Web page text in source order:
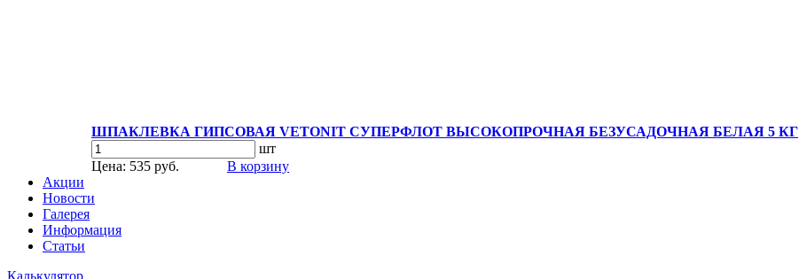
ШПАКЛЕВКА ГИПСОВАЯ VETONIT СУПЕРФЛОТ ВЫСОКОПРОЧНАЯ БЕЗУСАДОЧНАЯ БЕЛАЯ 5 КГ
шт
Цена: 535 руб.
В корзину
Акции
Новости
Галерея
Информация
Статьи
Калькулятор